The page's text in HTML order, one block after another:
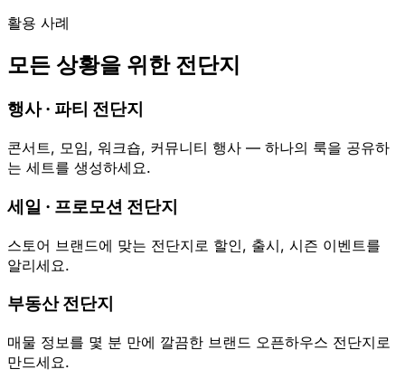
활용 사례
모든 상황을 위한 전단지
행사 · 파티 전단지
콘서트, 모임, 워크숍, 커뮤니티 행사 — 하나의 룩을 공유하
는 세트를 생성하세요.
세일 · 프로모션 전단지
스토어 브랜드에 맞는 전단지로 할인, 출시, 시즌 이벤트를
알리세요.
부동산 전단지
매물 정보를 몇 분 만에 깔끔한 브랜드 오픈하우스 전단지로
만드세요.